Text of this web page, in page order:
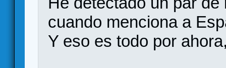
cuando menciona a
Y eso es todo por